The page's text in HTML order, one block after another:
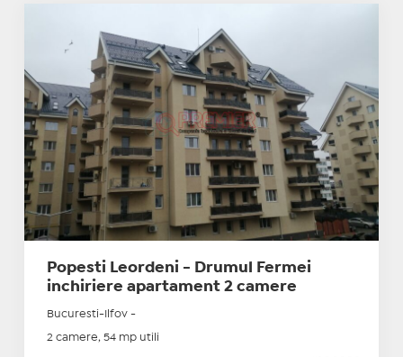
Popesti Leordeni - Drumul Fermei
inchiriere apartament 2 camere
Bucuresti-Ilfov -
2 camere, 54 mp utili